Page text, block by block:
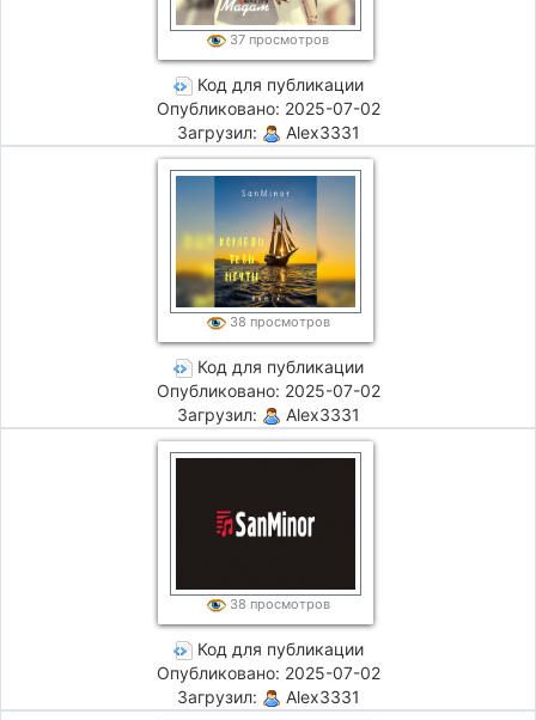
37 просмотров
Код для публикации
Опубликовано: 2025-07-02
Загрузил:
Alex3331
38 просмотров
Код для публикации
Опубликовано: 2025-07-02
Загрузил:
Alex3331
38 просмотров
Код для публикации
Опубликовано: 2025-07-02
Загрузил:
Alex3331